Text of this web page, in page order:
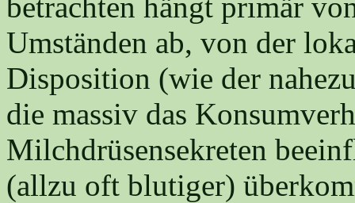
Umständen ab, von der
Disposition (wie der
die massiv das
Milchdrüsensekreten
(allzu oft blutiger)